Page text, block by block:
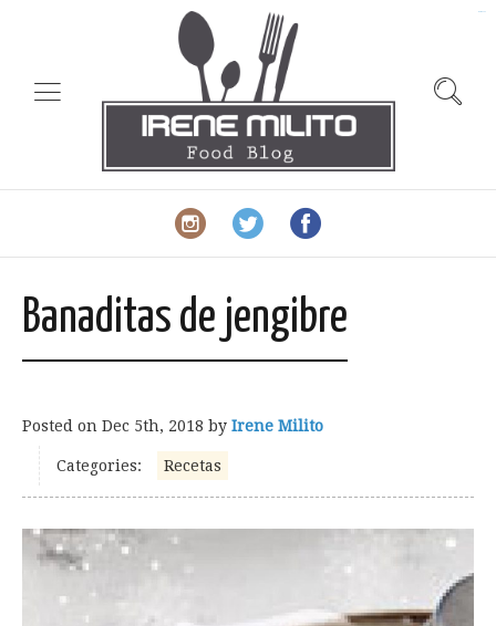
Banaditas de jengibre
Posted on Dec 5th, 2018 by Irene Milito
Categories: Recetas